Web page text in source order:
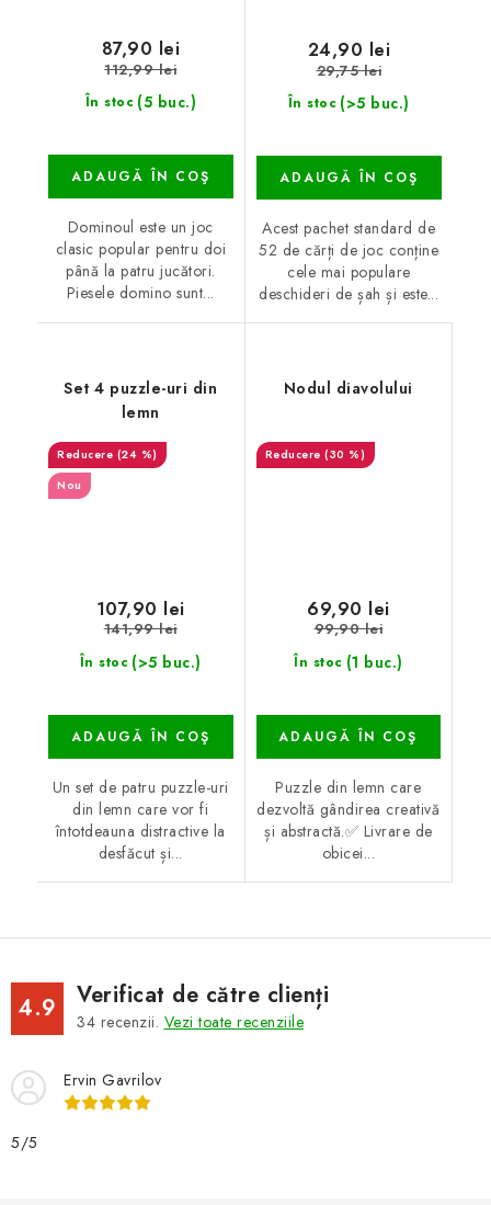
În stoc (5 buc.)
87,90 lei
112,99 lei
ADAUGĂ ÎN COŞ
Dominoul este un joc
clasic popular pentru doi
până la patru jucători.
Piesele domino sunt...
În stoc (>5 buc.)
24,90 lei
29,75 lei
ADAUGĂ ÎN COŞ
Acest pachet standard de
52 de cărți de joc conține
cele mai populare
deschideri de șah și este...
Set 4 puzzle-uri din
lemn
(24 %)
Nou
În stoc (>5 buc.)
107,90 lei
141,99 lei
ADAUGĂ ÎN COŞ
Un set de patru puzzle-uri
din lemn care vor fi
întotdeauna distractive la
desfăcut și...
Nodul diavolului
(30 %)
În stoc (1 buc.)
69,90 lei
99,90 lei
ADAUGĂ ÎN COŞ
Puzzle din lemn care
dezvoltă gândirea creativă
și abstractă.✅ Livrare de
obicei...
4.9 Verificat de către clienți
34 recenzii. Vezi toate recenziile
Ervin Gavrilov
5/5